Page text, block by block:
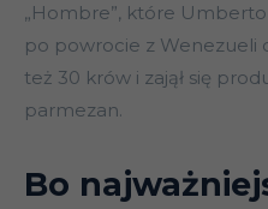
„Hombre”, które
po powrocie z Wenezueli
też 30 krów i zajął się
parmezan.
Bo